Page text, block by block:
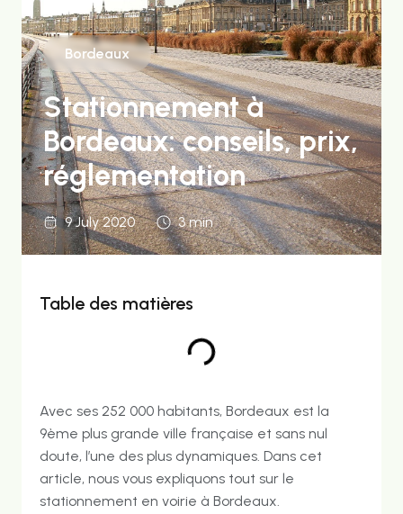
Bordeaux
Stationnement à
Bordeaux: conseils, prix,
réglementation
9 July 2020 3 min
Table des matières
Avec ses 252 000 habitants, Bordeaux est la
9ème plus grande ville française et sans nul
doute, l’une des plus dynamiques. Dans cet
article, nous vous expliquons tout sur le
stationnement en voirie à Bordeaux.